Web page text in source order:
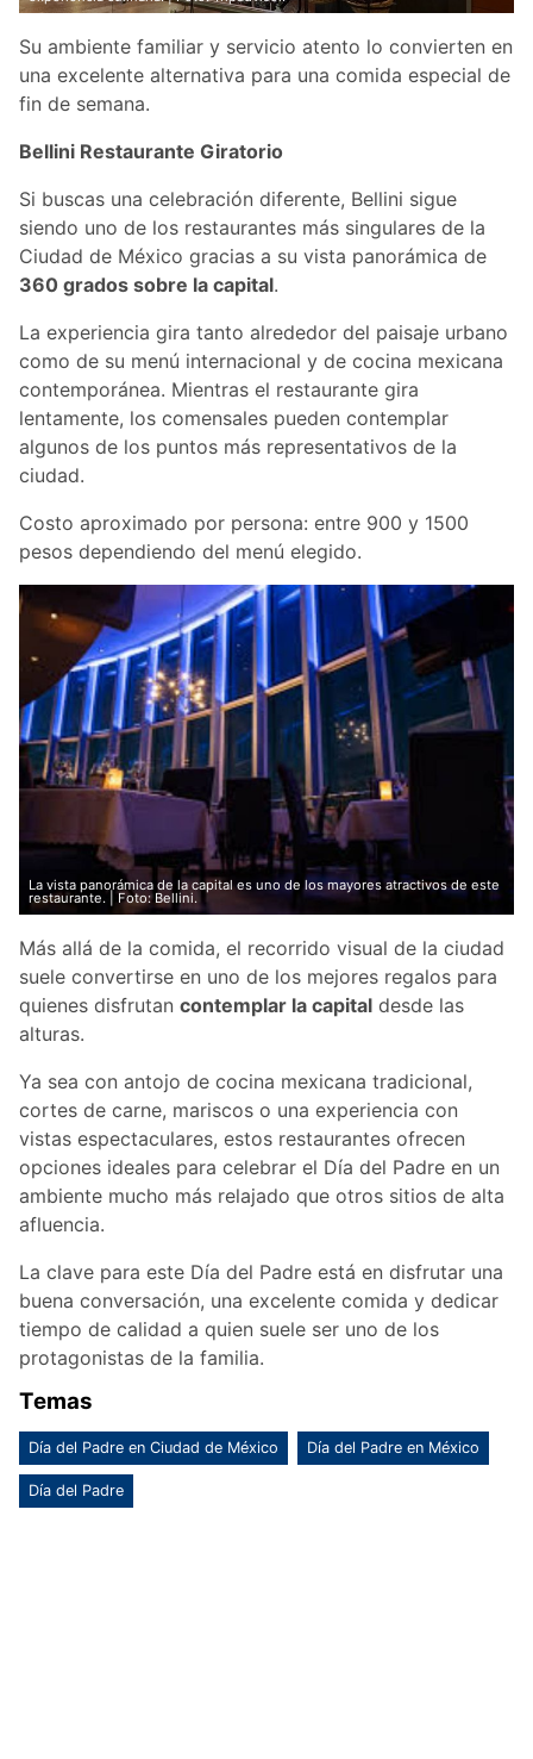
Su ambiente familiar y servicio atento lo convierten en
una excelente alternativa para una comida especial de
fin de semana.
Bellini Restaurante Giratorio
Si buscas una celebración diferente, Bellini sigue
siendo uno de los restaurantes más singulares de la
Ciudad de México gracias a su vista panorámica de
360 grados sobre la capital.
La experiencia gira tanto alrededor del paisaje urbano
como de su menú internacional y de cocina mexicana
contemporánea. Mientras el restaurante gira
lentamente, los comensales pueden contemplar
algunos de los puntos más representativos de la
ciudad.
Costo aproximado por persona: entre 900 y 1500
pesos dependiendo del menú elegido.
La vista panorámica de la capital es uno de los mayores atractivos de este
restaurante. | Foto: Bellini.
Más allá de la comida, el recorrido visual de la ciudad
suele convertirse en uno de los mejores regalos para
quienes disfrutan contemplar la capital desde las
alturas.
Ya sea con antojo de cocina mexicana tradicional,
cortes de carne, mariscos o una experiencia con
vistas espectaculares, estos restaurantes ofrecen
opciones ideales para celebrar el Día del Padre en un
ambiente mucho más relajado que otros sitios de alta
afluencia.
La clave para este Día del Padre está en disfrutar una
buena conversación, una excelente comida y dedicar
tiempo de calidad a quien suele ser uno de los
protagonistas de la familia.
Temas
Día del Padre en Ciudad de México Día del Padre en México
Día del Padre